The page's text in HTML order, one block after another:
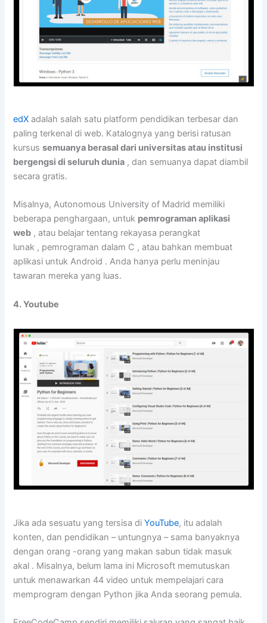
edX adalah salah satu platform pendidikan terbesar dan
paling terkenal di web. Katalognya yang berisi ratusan
kursussemuanya berasal dari universitas atau institusi
bergengsi di seluruh dunia , dan semuanya dapat diambil
secara gratis.
Misalnya, Autonomous University of Madrid memiliki
beberapa penghargaan, untuk pemrograman aplikasi
web , atau belajar tentang rekayasa perangkat
lunak , pemrograman dalam C , atau bahkan membuat
aplikasi untuk Android . Anda hanya perlu meninjau
tawaran mereka yang luas.
4. Youtube
Jika ada sesuatu yang tersisa diYouTube, itu adalah
konten, dan pendidikan – untungnya – sama banyaknya
dengan orang -orang yang makan sabun tidak masuk
akal . Misalnya, belum lama ini Microsoft memutuskan
untuk menawarkan 44 video untuk mempelajari cara
memprogram dengan Python jika Anda seorang pemula.